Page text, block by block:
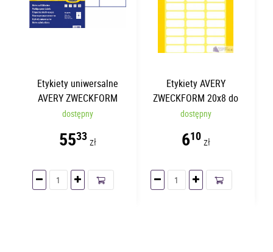
Etykiety uniwersalne
AVERY ZWECKFORM
Economy A4 105x74mm |
dostępny
5533zł
Etykiety AVERY
ZWECKFORM 20x8 do
opisywania ręcznego |
dostępny
610zł